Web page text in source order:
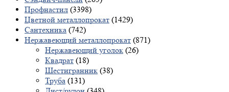
Профнастил (3398)
Цветной металлопрокат (1429)
Сантехника (742)
Нержавеющий металлопрокат (871)
Нержавеющий уголок (26)
Квадрат (18)
Шестигранник (38)
Труба (131)